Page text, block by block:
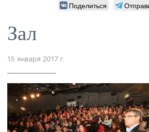
Поделиться
Зал
15 января 2017 г.